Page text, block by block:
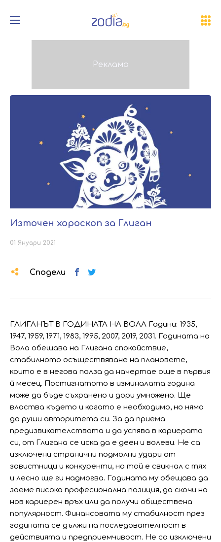
Източен хороскоп за Глиган
01 Януари 2021
Сподели
ГЛИГАНЪТ В ГОДИНАТА НА ВОЛА Години: 1935,
1947, 1959, 1971, 1983, 1995, 2007, 2019, 2031. Годината на
Вола обещава на Глигана спокойствие,
стабилното осъществяване на плановете,
които е в негова полза да начертае още в първия
й месец. Постигнатото в изминалата година
може да бъде съхранено и дори умножено. Ще
властва където и когато е необходимо, но няма
да руши авторитета си. За да приема
предизвикателствата и да успява в кариерата
си, от Глигана се иска да е деен и волеви. Не са
изключени странични подмолни удари от
завистници и конкуренти, но той е свикнал с тях
и лесно ще ги надмогва. Годината му обещава да
заеме висока професионална позиция, да скочи на
нов кариерен връх или да получи обществена
популярност. Финансовата му стабилност през
годината се дължи на последователност в
действията и предприемчивост. Не са изключени